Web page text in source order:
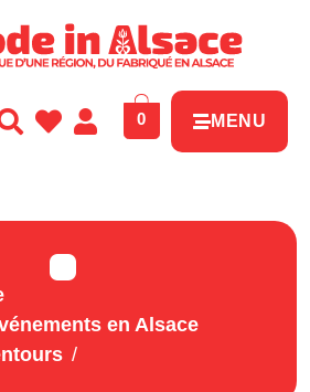
0 MENU
en Alsace